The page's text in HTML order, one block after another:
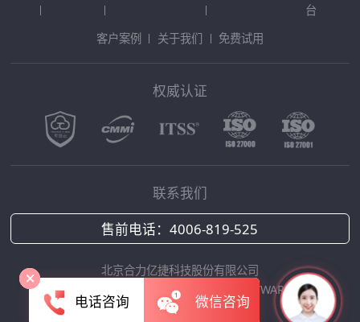
台
客户案例
关于我们 免费试用
权威认证
联系我们
售前电话：4006-819-525
北京合力亿捷科技股份有限公司
Copyright © 2025 HOLLYCRM SOFTWARE
京ICP备12042422号-1
电话咨询 微信咨询